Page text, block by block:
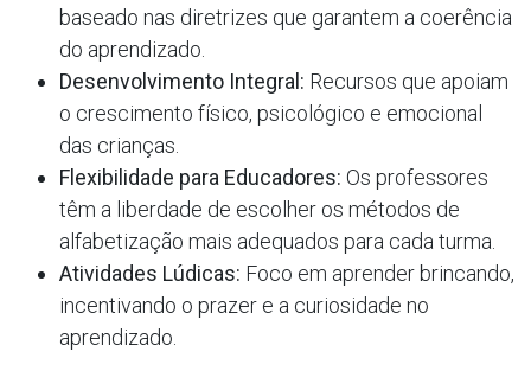
baseado nas diretrizes que garantem a coerência
do aprendizado.
Desenvolvimento Integral: Recursos que apoiam
o crescimento físico, psicológico e emocional
das crianças.
Flexibilidade para Educadores: Os professores
têm a liberdade de escolher os métodos de
alfabetização mais adequados para cada turma.
Atividades Lúdicas: Foco em aprender brincando,
incentivando o prazer e a curiosidade no
aprendizado.